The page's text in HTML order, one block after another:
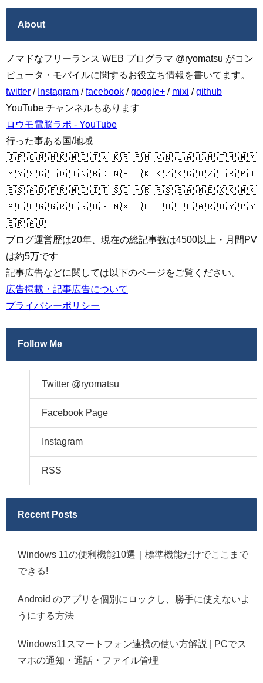
About
ノマドなフリーランス WEB プログラマ @ryomatsu がコン
ピュータ・モバイルに関するお役立ち情報を書いてます。
twitter / Instagram /facebook /google+ / mixi /github
YouTube チャンネルもあります
ロウモ電脳ラボ - YouTube
行った事ある国/地域
🇯🇵 🇨🇳 🇭🇰 🇲🇴 🇹🇼 🇰🇷 🇵🇭 🇻🇳 🇱🇦 🇰🇭 🇹🇭 🇲🇲
🇲🇾 🇸🇬 🇮🇩 🇮🇳 🇧🇩 🇳🇵 🇱🇰 🇰🇿 🇰🇬 🇺🇿 🇹🇷 🇵🇹
🇪🇸 🇦🇩 🇫🇷 🇲🇨 🇮🇹 🇸🇮 🇭🇷 🇷🇸 🇧🇦 🇲🇪 🇽🇰 🇲🇰
🇦🇱 🇧🇬 🇬🇷 🇪🇬 🇺🇸 🇲🇽 🇵🇪 🇧🇴 🇨🇱 🇦🇷 🇺🇾 🇵🇾
🇧🇷 🇦🇺
ブログ運営歴は20年、現在の総記事数は4500以上・月間PV
は約5万です
記事広告などに関しては以下のページをご覧ください。
広告掲載・記事広告について
プライバシーポリシー
Follow Me
Twitter @ryomatsu
Facebook Page
Instagram
RSS
Recent Posts
Windows 11の便利機能10選｜標準機能だけでここまで
できる!
Android のアプリを個別にロックし、勝手に使えないよ
うにする方法
Windows11スマートフォン連携の使い方解説 | PCでス
マホの通知・通話・ファイル管理